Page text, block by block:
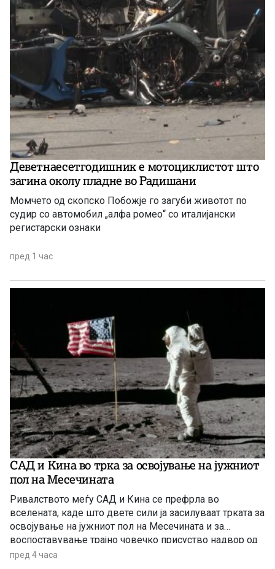
Деветнаесетгодишник е мотоциклистот што
загина околу пладне во Радишани
Момчето од скопско Побожје го загуби животот по
судир со автомобил „алфа ромео“ со италијански
регистарски ознаки
пред 1 час
САД и Кина во трка за освојување на јужниот
пол на Месечината
Ривалството меѓу САД и Кина се префрла во
вселената, каде што двете сили ја засилуваат трката за
освојување на јужниот пол на Месечината и за
воспоставување трајно човечко присуство надвор од
Земјата.
пред 4 часа